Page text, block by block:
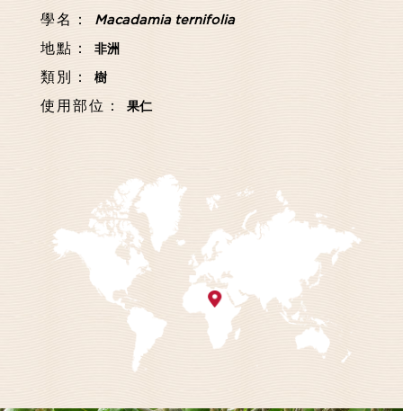
學名： Macadamia ternifolia
地點： 非洲
類別： 樹
使用部位： 果仁